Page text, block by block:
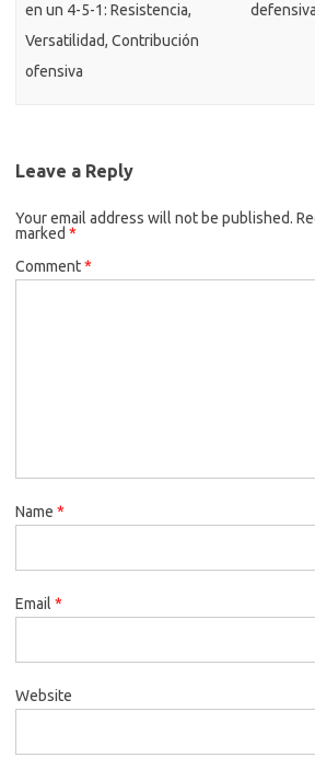
en un 4-5-1: Resistencia,
Versatilidad, Contribución
ofensiva
Leave a Reply
Your email address will not be published.
marked *
Comment*
Name *
Email *
Website